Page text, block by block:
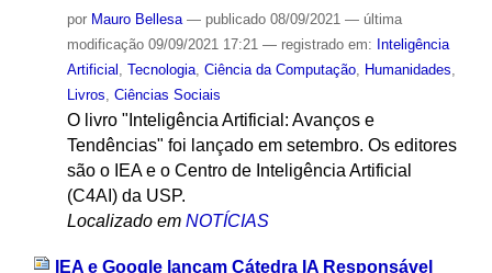
por Mauro Bellesa — publicado08/09/2021 — última
modificação09/09/2021 17:21 — registrado em: Inteligência
Artificial Tecnologia, Ciência da Computação, Humanidades
Livros Ciências Sociais
O livro "Inteligência Artificial: Avanços e
Tendências" foi lançado em setembro. Os editores
são o IEA e o Centro de Inteligência Artificial
(C4AI) da USP.
Localizado em NOTÍCIAS
IEA e Google lançam Cátedra IA Responsável